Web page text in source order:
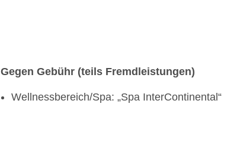
Gegen Gebühr (teils Fremdleistungen)
Wellnessbereich/Spa: „Spa InterContinental“